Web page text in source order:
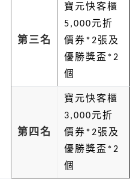
第三名
寶元快客櫃
5,000元折
價券*2張及
優勝獎盃 *2
個
第四名
寶元快客櫃
3,000元折
價券*2張及
優勝獎盃 *2
個